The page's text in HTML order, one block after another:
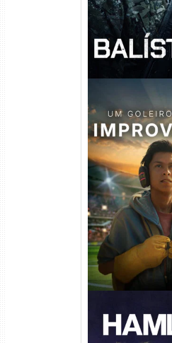
Um Goleiro
Torrent (2026)
Dual